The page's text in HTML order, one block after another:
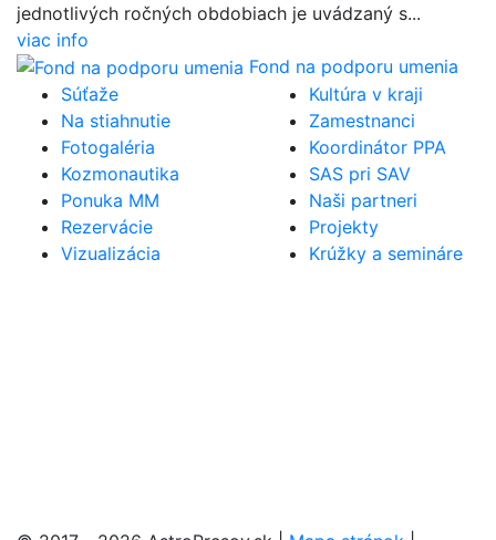
jednotlivých ročných obdobiach je uvádzaný s...
viac info
Fond na podporu umenia
Súťaže
Na stiahnutie
Fotogaléria
Kozmonautika
Ponuka MM
Rezervácie
Vizualizácia
Kultúra v kraji
Zamestnanci
Koordinátor PPA
SAS pri SAV
Naši partneri
Projekty
Krúžky a semináre